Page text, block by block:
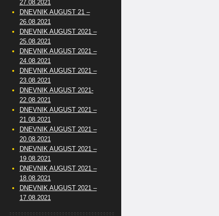
27.08.2021
DNEVNIK AUGUST 21 –
26.08.2021
DNEVNIK AUGUST 2021 –
25.08.2021
DNEVNIK AUGUST 2021 –
24.08.2021
DNEVNIK AUGUST 2021 –
23.08.2021
DNEVNIK AUGUST 2021-
22.08.2021
DNEVNIK AUGUST 2021 –
21.08.2021
DNEVNIK AUGUST 2021 –
20.08.2021
DNEVNIK AUGUST 2021 –
19.08.2021
DNEVNIK AUGUST 2021 –
18.08.2021
DNEVNIK AUGUST 2021 –
17.08.2021